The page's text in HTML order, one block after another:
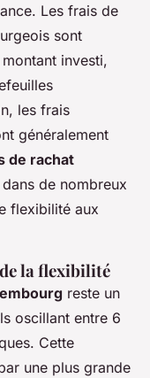
Les frais de
sont
investi,
les frais
généralement
de rachat
de nombreux
flexibilité aux
la flexibilité
reste un
oscillant entre 6
Cette
une plus grande